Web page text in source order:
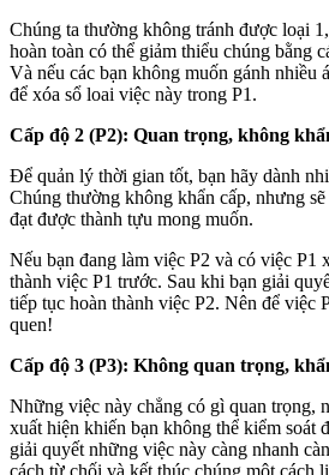
Chúng ta thường không tránh được loại
hoàn toàn có thể giảm thiểu chúng bằng
Và nếu các bạn không muốn gánh nhiều
để xóa sổ loai việc này trong P1.
Cấp độ 2 (P2): Quan trọng, không
Để quản lý thời gian tốt, bạn hãy dành
Chúng thường không khẩn cấp, nhưng
đạt được thành tựu mong muốn.
Nếu bạn đang làm việc P2 và có việc P1
thành việc P1 trước. Sau khi bạn giải
tiếp tục hoàn thành việc P2. Nên để việc
quen!
Cấp độ 3 (P3): Không quan trọng,
Những việc này chẳng có gì quan trọng,
xuất hiện khiến bạn không thể kiểm soát
giải quyết những việc này càng nhanh
cách từ chối và kết thúc chúng một cách